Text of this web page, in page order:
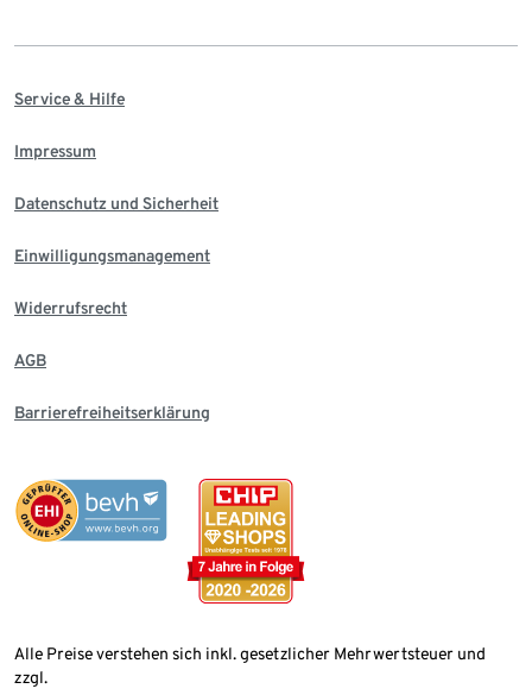
Service & Hilfe
Impressum
Datenschutz und Sicherheit
Einwilligungsmanagement
Widerrufsrecht
AGB
Barrierefreiheitserklärung
Alle Preise verstehen sich inkl. gesetzlicher Mehrwertsteuer und
zzgl.